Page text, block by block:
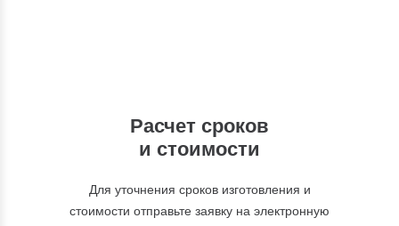
Расчет сроков
и стоимости
Для уточнения сроков изготовления и
стоимости отправьте заявку на электронную